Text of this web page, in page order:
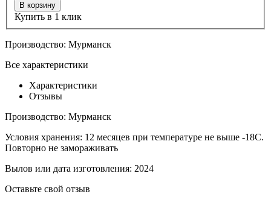
В корзину
Купить в 1 клик
Производство: Мурманск
Все характеристики
Характеристики
Отзывы
Производство: Мурманск
Условия хранения: 12 месяцев при температуре не выше -18С.
Повторно не замораживать
Вылов или дата изготовления: 2024
Оставьте свой отзыв